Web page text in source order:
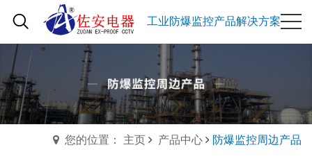
工业防爆监控产品解决方案
您的位置： 主页 产品中心 防爆监控周边产品